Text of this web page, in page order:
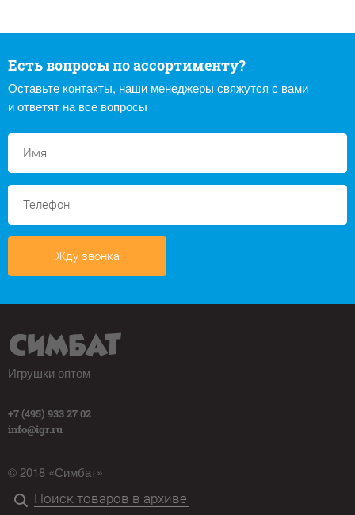
Есть вопросы по ассортименту?
Оставьте контакты, наши менеджеры свяжутся с вами
и ответят на все вопросы
Жду звонка
Игрушки оптом
+7 (495) 933 27 02
info@igr.ru
© 2018 «Симбат»